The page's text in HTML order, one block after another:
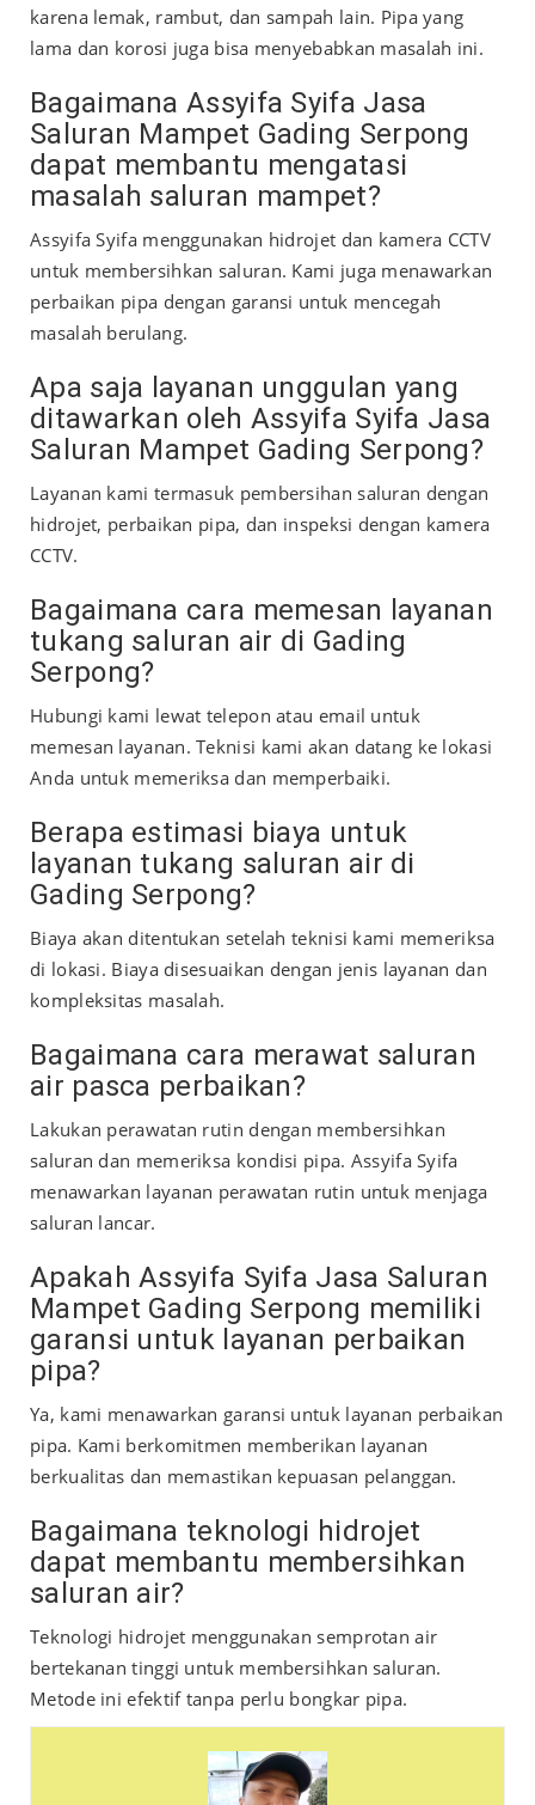
karena lemak, rambut, dan sampah lain. Pipa yang
lama dan korosi juga bisa menyebabkan masalah ini.
Bagaimana Assyifa Syifa Jasa
Saluran Mampet Gading Serpong
dapat membantu mengatasi
masalah saluran mampet?
Assyifa Syifa menggunakan hidrojet dan kamera CCTV
untuk membersihkan saluran. Kami juga menawarkan
perbaikan pipa dengan garansi untuk mencegah
masalah berulang.
Apa saja layanan unggulan yang
ditawarkan oleh Assyifa Syifa Jasa
Saluran Mampet Gading Serpong?
Layanan kami termasuk pembersihan saluran dengan
hidrojet, perbaikan pipa, dan inspeksi dengan kamera
CCTV.
Bagaimana cara memesan layanan
tukang saluran air di Gading
Serpong?
Hubungi kami lewat telepon atau email untuk
memesan layanan. Teknisi kami akan datang ke lokasi
Anda untuk memeriksa dan memperbaiki.
Berapa estimasi biaya untuk
layanan tukang saluran air di
Gading Serpong?
Biaya akan ditentukan setelah teknisi kami memeriksa
di lokasi. Biaya disesuaikan dengan jenis layanan dan
kompleksitas masalah.
Bagaimana cara merawat saluran
air pasca perbaikan?
Lakukan perawatan rutin dengan membersihkan
saluran dan memeriksa kondisi pipa. Assyifa Syifa
menawarkan layanan perawatan rutin untuk menjaga
saluran lancar.
Apakah Assyifa Syifa Jasa Saluran
Mampet Gading Serpong memiliki
garansi untuk layanan perbaikan
pipa?
Ya, kami menawarkan garansi untuk layanan perbaikan
pipa. Kami berkomitmen memberikan layanan
berkualitas dan memastikan kepuasan pelanggan.
Bagaimana teknologi hidrojet
dapat membantu membersihkan
saluran air?
Teknologi hidrojet menggunakan semprotan air
bertekanan tinggi untuk membersihkan saluran.
Metode ini efektif tanpa perlu bongkar pipa.